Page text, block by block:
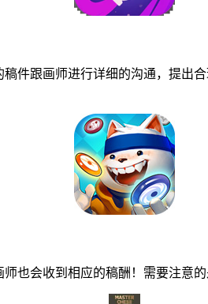
跟画师进行详细的沟通，提出
会收到相应的稿酬！需要注意的